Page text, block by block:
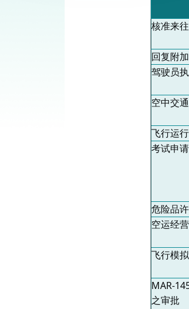
核准来
回复附
驾驶员
空中交
飞行运
考试申请
危险品
空运经
飞行模
MAR-
之审批